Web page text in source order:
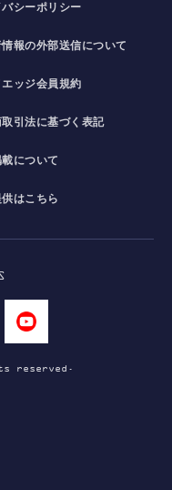
バシーポリシー
報の外部送信について
エッジ会員規約
引法に基づく表記
について
はこちら
reserved.